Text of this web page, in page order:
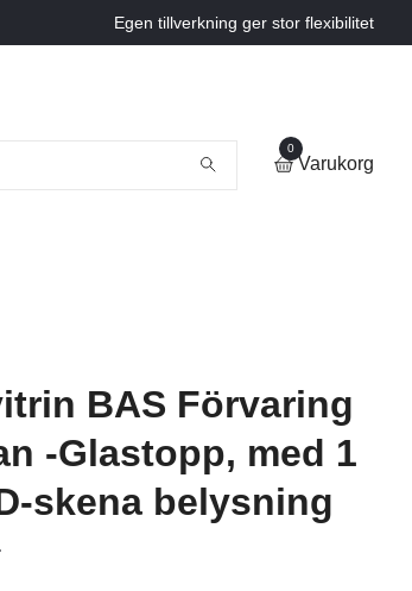
Egen tillverkning ger stor flexibilitet
0
Varukorg
BAS Förvaring
-Glastopp, med 1
skena belysning